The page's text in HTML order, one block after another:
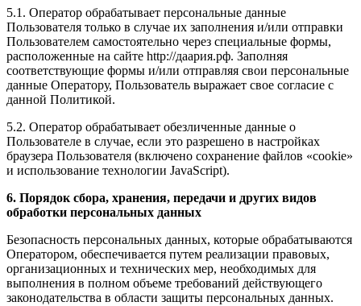
5.1. Оператор обрабатывает персональные данные
Пользователя только в случае их заполнения и/или отправки
Пользователем самостоятельно через специальные формы,
расположенные на сайте http://даария.рф. Заполняя
соответствующие формы и/или отправляя свои персональные
данные Оператору, Пользователь выражает свое согласие с
данной Политикой.
5.2. Оператор обрабатывает обезличенные данные о
Пользователе в случае, если это разрешено в настройках
браузера Пользователя (включено сохранение файлов «cookie»
и использование технологии JavaScript).
6. Порядок сбора, хранения, передачи и других видов
обработки персональных данных
Безопасность персональных данных, которые обрабатываются
Оператором, обеспечивается путем реализации правовых,
организационных и технических мер, необходимых для
выполнения в полном объеме требований действующего
законодательства в области защиты персональных данных.